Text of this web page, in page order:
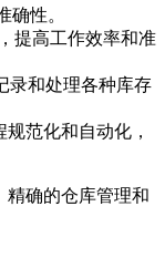
性。
提高工作效率和准
录和处理各种库存
范化和自动化，
精确的仓库管理和